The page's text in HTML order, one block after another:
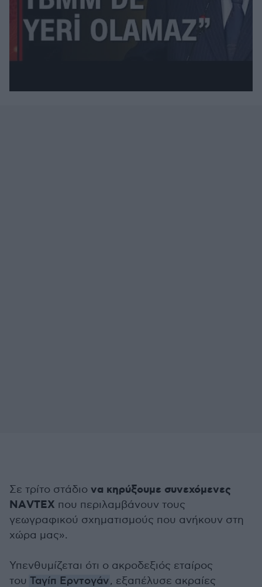
Σε τρίτο στάδιο να κηρύξουμε συνεχόμενες
ΝΑVTEX που περιλαμβάνουν τους
γεωγραφικού σχηματισμούς που ανήκουν στη
χώρα μας».
Υπενθυμίζεται ότι ο ακροδεξιός εταίρος
του Ταγίπ Ερντογάν, εξαπέλυσε ακραίες